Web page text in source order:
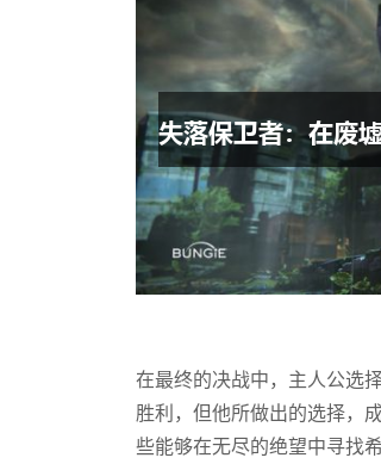
在最终的决战中，主人公选
胜利，但他所做出的选择，
些能够在无尽的绝望中寻找